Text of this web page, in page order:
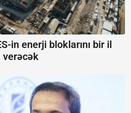
in enerji bloklarını bir il